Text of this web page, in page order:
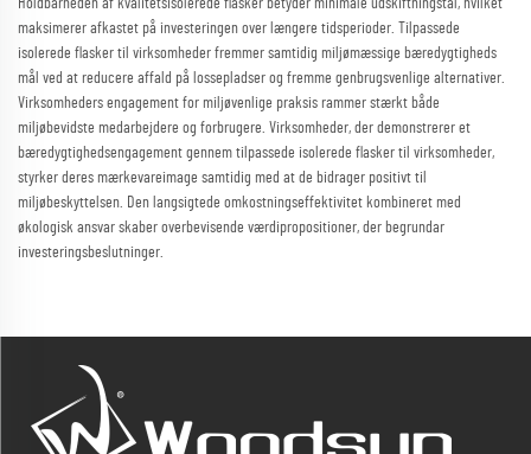
maksimerer afkastet på investeringen over længere tidsperioder. Tilpassede
isolerede flasker til virksomheder fremmer samtidig miljømæssige bæredygtigheds
mål ved at reducere affald på lossepladser og fremme genbrugsvenlige alternativer.
Virksomheders engagement for miljøvenlige praksis rammer stærkt både
miljøbevidste medarbejdere og forbrugere. Virksomheder, der demonstrerer et
bæredygtighedsengagement gennem tilpassede isolerede flasker til virksomheder,
styrker deres mærkevareimage samtidig med at de bidrager positivt til
miljøbeskyttelsen. Den langsigtede omkostningseffektivitet kombineret med
økologisk ansvar skaber overbevisende værdipropositioner, der begrundar
investeringsbeslutninger.